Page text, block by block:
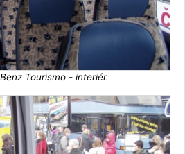
Tourismo - interiér.